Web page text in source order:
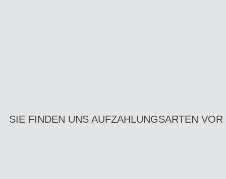
SIE FINDEN UNS AUFZAHLUNGSARTEN VOR